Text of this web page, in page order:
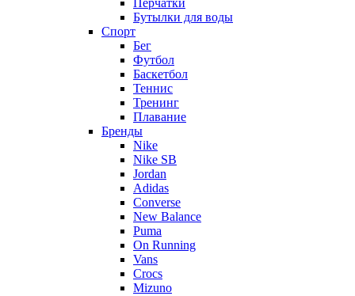
Бутылки для воды
Спорт
Бег
Футбол
Баскетбол
Теннис
Тренинг
Плавание
Бренды
Nike
Nike SB
Jordan
Adidas
Converse
New Balance
Puma
On Running
Vans
Crocs
Mizuno